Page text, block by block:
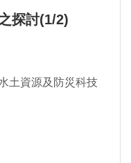
探討(1/2)
土資源及防災科技